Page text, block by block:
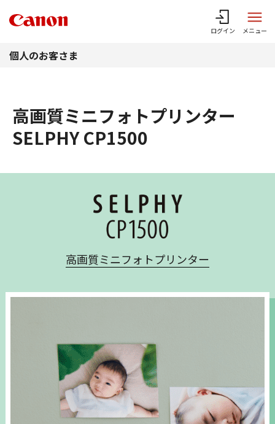
ログイン メニュー
個人のお客さま
高画質ミニフォトプリンター
SELPHY CP1500
高画質ミニフォトプリンター